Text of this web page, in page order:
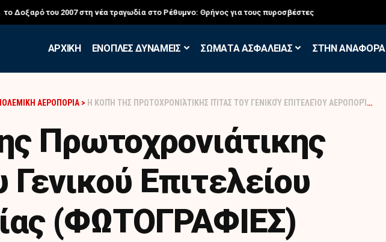
ΛΕΦΕΔ: Η εντυπωσιακή άσκηση των Εθελοντών Εφέδρων στον Έβρο
APXIKH ΕΝΟΠΛΕΣ ΔΥΝΑΜΕΙΣ ΣΩΜΑΤΑ ΑΣΦΑΛΕΙΑΣ ΣΤΗΝ ΑΝΑΦΟΡΑ
ΑΕΡΟΠΟΡΙΑ > H ΚΟΠΉ ΤΗΣ ΠΡΩΤΟΧΡΟΝΙΆΤΙΚΗΣ ΠΊΤΑΣ ΤΟΥ ΓΕΝΙΚΟΎ ΕΠΙΤΕΛΕΊΟΥ ΑΕΡΟΠΟΡΊΑΣ (ΦΩΤΟΓΡΑΦΙΕΣ)
Πρωτοχρονιάτικης
Γενικού Επιτελείου
(ΦΩΤΟΓΡΑΦΙΕΣ)